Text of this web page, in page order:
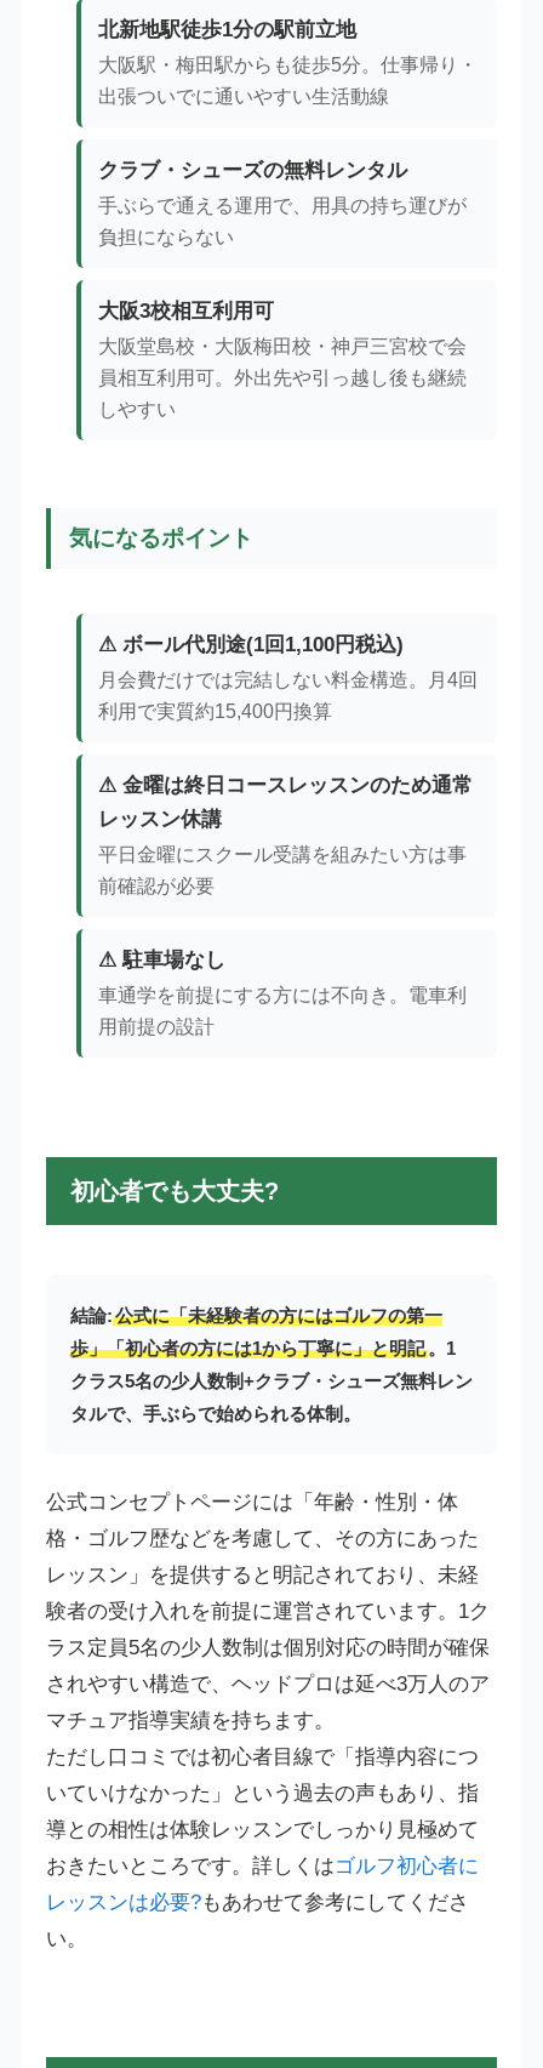
北新地駅徒歩1分の駅前立地
大阪駅・梅田駅からも徒歩5分。仕事帰り・
出張ついでに通いやすい生活動線
クラブ・シューズの無料レンタル
手ぶらで通える運用で、用具の持ち運びが
負担にならない
大阪3校相互利用可
大阪堂島校・大阪梅田校・神戸三宮校で会
員相互利用可。外出先や引っ越し後も継続
しやすい
気になるポイント
⚠ ボール代別途(1回1,100円税込)
月会費だけでは完結しない料金構造。月4回
利用で実質約15,400円換算
⚠ 金曜は終日コースレッスンのため通常
レッスン休講
平日金曜にスクール受講を組みたい方は事
前確認が必要
⚠ 駐車場なし
車通学を前提にする方には不向き。電車利
用前提の設計
初心者でも大丈夫?
結論:公式に「未経験者の方にはゴルフの第一
歩」「初心者の方には1から丁寧に」と明記。1
クラス5名の少人数制+クラブ・シューズ無料レン
タルで、手ぶらで始められる体制。
公式コンセプトページには「年齢・性別・体
格・ゴルフ歴などを考慮して、その方にあった
レッスン」を提供すると明記されており、未経
験者の受け入れを前提に運営されています。1ク
ラス定員5名の少人数制は個別対応の時間が確保
されやすい構造で、ヘッドプロは延べ3万人のア
マチュア指導実績を持ちます。
ただし口コミでは初心者目線で「指導内容につ
いていけなかった」という過去の声もあり、指
導との相性は体験レッスンでしっかり見極めて
おきたいところです。詳しくはゴルフ初心者に
レッスンは必要?もあわせて参考にしてくださ
い。